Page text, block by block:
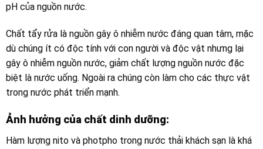
pH của nguồn nước.
Chất tẩy rửa là nguồn gây ô nhiễm nước đáng quan tâm, mặc
dù chúng ít có độc tính với con người và độc vật nhưng lại
gây ô nhiễm nguồn nước, giảm chất lượng nguồn nước đặc
biệt là nước uống. Ngoài ra chúng còn làm cho các thực vật
trong nước phát triển mạnh.
Ảnh hưởng của chất dinh dưỡng:
Hàm lượng nito và photpho trong nước thải khách sạn là khá